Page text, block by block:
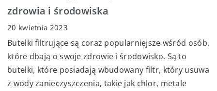
zdrowia i środowiska
20 kwietnia 2023
Butelki filtrujące są coraz popularniejsze wśród osób,
które dbają o swoje zdrowie i środowisko. Są to
butelki, które posiadają wbudowany filtr, który usuwa
z wody zanieczyszczenia, takie jak chlor, metale